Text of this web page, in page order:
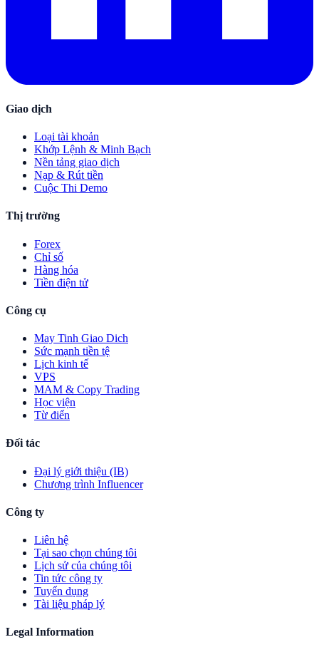
Giao dịch
Loại tài khoản
Khớp Lệnh & Minh Bạch
Nền tảng giao dịch
Nạp & Rút tiền
Cuộc Thi Demo
Thị trường
Forex
Chỉ số
Hàng hóa
Tiền điện tử
Công cụ
May Tinh Giao Dich
Sức mạnh tiền tệ
Lịch kinh tế
VPS
MAM & Copy Trading
Học viện
Từ điển
Đối tác
Đại lý giới thiệu (IB)
Chương trình Influencer
Công ty
Liên hệ
Tại sao chọn chúng tôi
Lịch sử của chúng tôi
Tin tức công ty
Tuyển dụng
Tài liệu pháp lý
Legal Information